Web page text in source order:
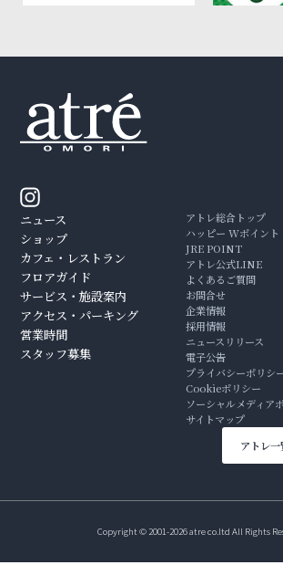
ニュース
ショップ
カフェ・レストラン
フロアガイド
サービス・施設案内
アクセス・パーキング
営業時間
スタッフ募集
アトレ総合トップ
ハッピー Wポイント
JRE POINT
アトレ公式LINE
よくあるご質問
お問合せ
企業情報
採用情報
ニュースリリース
電子公告
プライバシーポリシ
Cookieポリシー
ソーシャルメディア
サイトマップ
アトレ一
Copyright © 2001-2026 atre co.ltd All Rights